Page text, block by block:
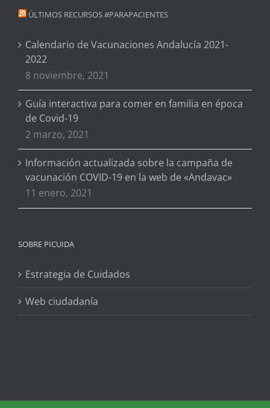
ÚLTIMOS RECURSOS #PARAPACIENTES
Calendario de Vacunaciones Andalucía 2021-
2022
8 noviembre, 2021
Guía interactiva para comer en familia en época
de Covid-19
2 marzo, 2021
Información actualizada sobre la campaña de
vacunación COVID-19 en la web de «Andavac»
11 enero, 2021
SOBRE PICUIDA
Estrategia de Cuidados
Web ciudadanía